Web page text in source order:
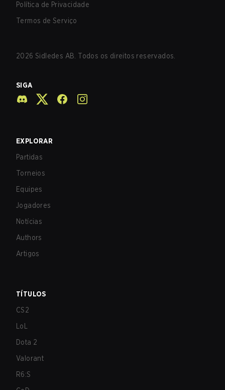
Política de Privacidade
Termos de Serviço
2026 Sidledes AB. Todos os direitos reservados.
SIGA
EXPLORAR
Partidas
Torneios
Equipes
Jogadores
Notícias
Authors
Artigos
TÍTULOS
CS2
LoL
Dota 2
Valorant
R6:S